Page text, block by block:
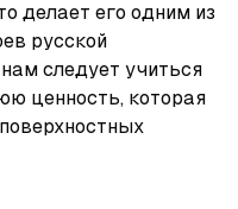
делает его одним из
русской
следует учиться
ценность, которая